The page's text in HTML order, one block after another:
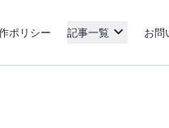
ポリシー 記事一覧 お問